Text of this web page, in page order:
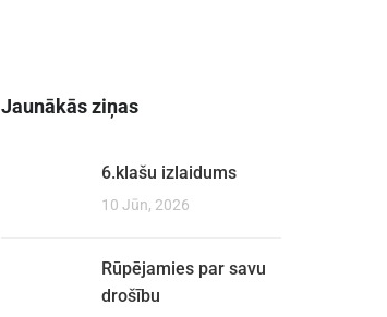
Jaunākās ziņas
6.klašu izlaidums
10 Jūn, 2026
Rūpējamies par savu
drošību